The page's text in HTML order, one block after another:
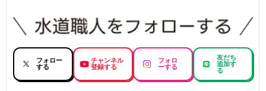
フォロー
する
チャンネル
登録する
フォロ
ーする
友だち
追加す
る